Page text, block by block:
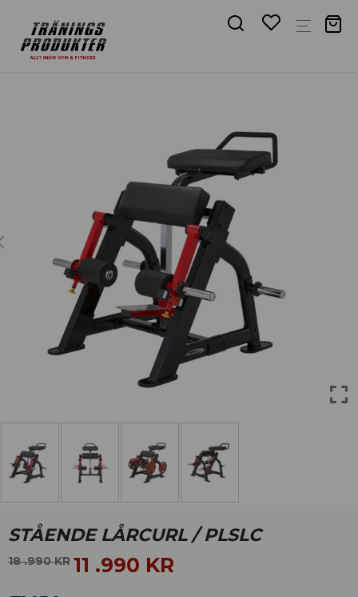
STÅENDE LÅRCURL / PLSLC
18 .990KR 11 .990 KR